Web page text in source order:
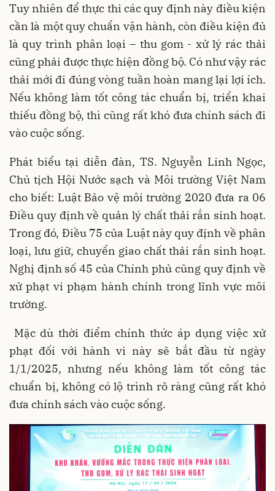
Tuy nhiên để thực thi các quy định này điều kiện
cần là một quy chuẩn vận hành, còn điều kiện đủ
là quy trình phân loại – thu gom - xử lý rác thải
cũng phải được thực hiện đồng bộ. Có như vậy rác
thải mới đi đúng vòng tuần hoàn mang lại lợi ích.
Nếu không làm tốt công tác chuẩn bị, triển khai
thiếu đồng bộ, thì cũng rất khó đưa chính sách đi
vào cuộc sống.
Phát biểu tại diễn đàn, TS. Nguyễn Linh Ngọc,
Chủ tịch Hội Nước sạch và Môi trường Việt Nam
cho biết: Luật Bảo vệ môi trường 2020 đưa ra 06
Điều quy định về quản lý chất thải rắn sinh hoạt.
Trong đó, Điều 75 của Luật này quy định về phân
loại, lưu giữ, chuyển giao chất thải rắn sinh hoạt.
Nghị định số 45 của Chính phủ cũng quy định về
xử phạt vi phạm hành chính trong lĩnh vực môi
trường.
Mặc dù thời điểm chính thức áp dụng việc xử
phạt đối với hành vi này sẽ bắt đầu từ ngày
1/1/2025, nhưng nếu không làm tốt công tác
chuẩn bị, không có lộ trình rõ ràng cũng rất khó
đưa chính sách vào cuộc sống.